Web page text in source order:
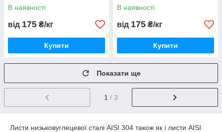
В наявності
від 175 ₴/кг
Купити
В наявності
від 175 ₴/кг
Купити
Показати ще
1 / 3
Листи низьковуглецевої сталі AISI 304 також як і листи AISI